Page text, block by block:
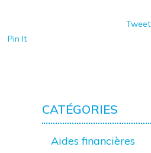
Tweet
Pin It
CATÉGORIES
Aides financières